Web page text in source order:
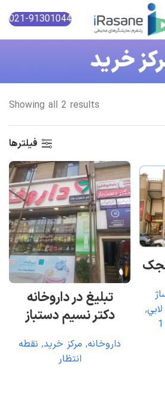
021-91301044
خريد
Showing all 2 results
فیلترها
لابي,
تبلیغ در داروخانه
دکتر نسیم دستباز
داروخانه, مرکز خريد, نقطه
انتظار